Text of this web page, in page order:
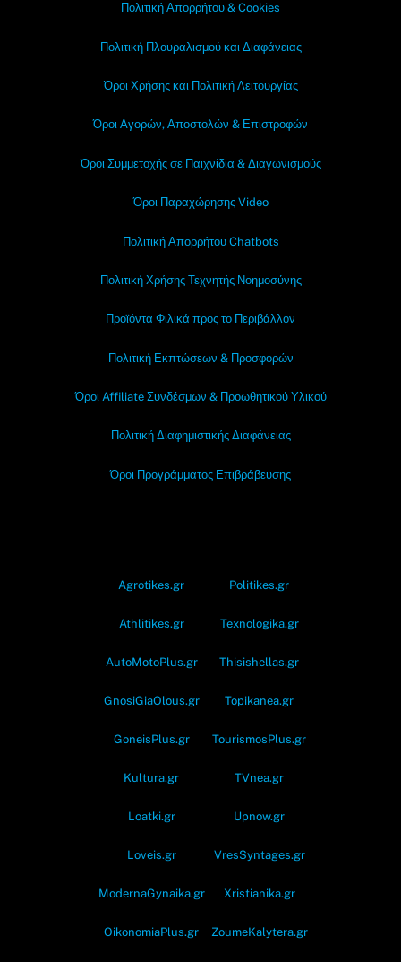
Πολιτική Απορρήτου & Cookies
Πολιτική Πλουραλισμού και Διαφάνειας
Όροι Χρήσης και Πολιτική Λειτουργίας
Όροι Αγορών, Αποστολών & Επιστροφών
Όροι Συμμετοχής σε Παιχνίδια & Διαγωνισμούς
Όροι Παραχώρησης Video
Πολιτική Απορρήτου Chatbots
Πολιτική Χρήσης Τεχνητής Νοημοσύνης
Προϊόντα Φιλικά προς το Περιβάλλον
Πολιτική Εκπτώσεων & Προσφορών
Όροι Affiliate Συνδέσμων & Προωθητικού Υλικού
Πολιτική Διαφημιστικής Διαφάνειας
Όροι Προγράμματος Επιβράβευσης
Agrotikes.gr Politikes.gr
Athlitikes.gr Texnologika.gr
AutoMotoPlus.gr Thisishellas.gr
GnosiGiaOlous.gr Topikanea.gr
GoneisPlus.gr TourismosPlus.gr
Kultura.gr TVnea.gr
Loatki.gr Upnow.gr
Loveis.gr VresSyntages.gr
ModernaGynaika.gr Xristianika.gr
OikonomiaPlus.gr ZoumeKalytera.gr